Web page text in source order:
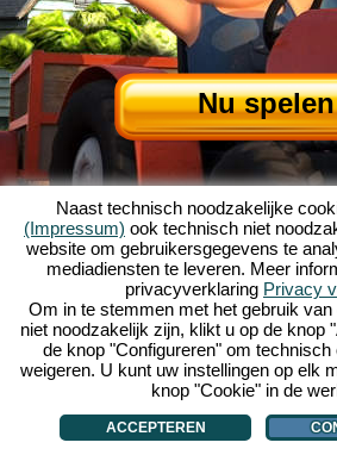
Nu spelen
Over My Free Farm|Het verhaal van dit
AGV|Impressum|Privacybeleid|
My Free Farm 2 App |Google
Browsergames - Upjers.com|
Naast technisch noodzakelijke
(Impressum) ook technisch niet
website om gebruikersgegevens te
mediadiensten te leveren. Meer
privacyverklaring Privacy
Om in te stemmen met het gebruik
niet noodzakelijk zijn, klikt u op de knop
de knop "Configureren" om
weigeren. U kunt uw instellingen op elk
knop "Cookie" in de
ACCEPTEREN